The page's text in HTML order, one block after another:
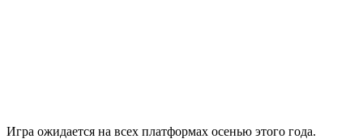
Игра ожидается на всех платформах осенью этого года.